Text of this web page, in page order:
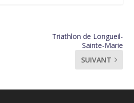
Triathlon de Longueil-
Sainte-Marie
SUIVANT